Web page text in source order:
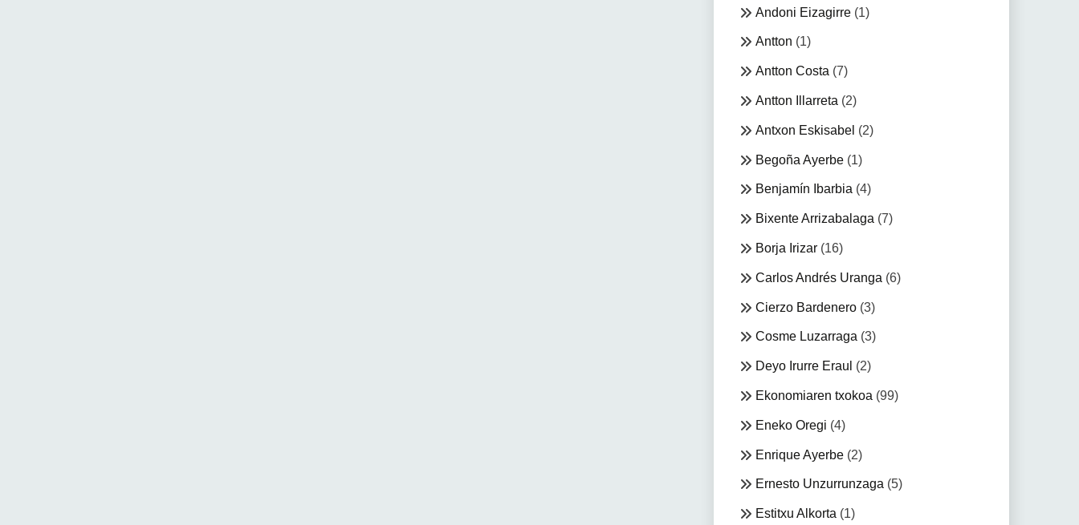
Andoni Eizagirre(1)
Antton (1)
Antton Costa (7)
Antton Illarreta (2)
Antxon Eskisabel (2)
Begoña Ayerbe(1)
Benjamín Ibarbia (4)
Bixente Arrizabalaga (7)
Borja Irizar(16)
Carlos Andrés Uranga (6)
Cierzo Bardenero(3)
Cosme Luzarraga (3)
Deyo Irurre Eraul (2)
Ekonomiaren txokoa (99)
Eneko Oregi (4)
Enrique Ayerbe(2)
Ernesto Unzurrunzaga (5)
Estitxu Alkorta (1)